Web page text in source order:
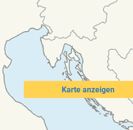
Karte anzeigen